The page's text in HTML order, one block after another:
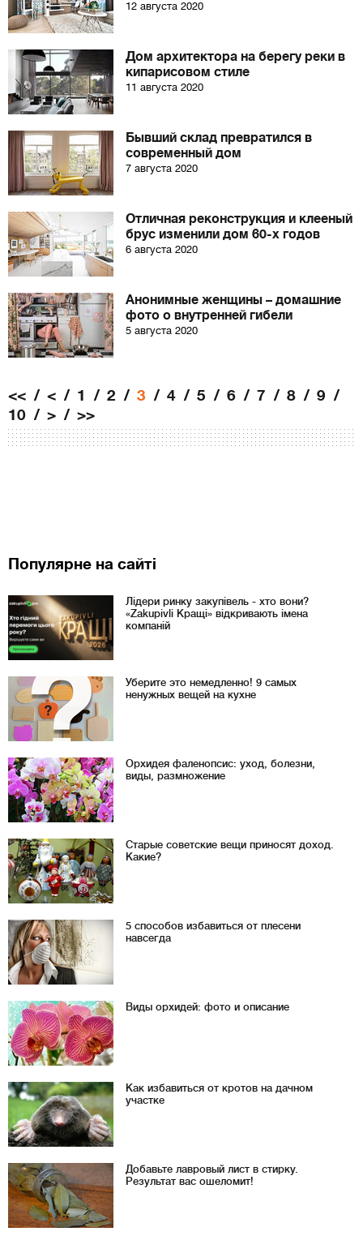
12 августа 2020
Дом архитектора на берегу реки в
кипарисовом стиле
11 августа 2020
Бывший склад превратился в
современный дом
7 августа 2020
Отличная реконструкция и клееный
брус изменили дом 60-х годов
6 августа 2020
Анонимные женщины – домашние
фото о внутренней гибели
5 августа 2020
<< < 1 2 3 4 5 6 7 8
9
10
> >>
Популярне на сайті
Лідери ринку закупівель - хто вони?
«Zakupivli Кращі» відкривають імена
компаній
Уберите это немедленно! 9 самых
ненужных вещей на кухне
Орхидея фаленопсис: уход, болезни,
виды, размножение
Старые советские вещи приносят доход.
Какие?
5 способов избавиться от плесени
навсегда
Виды орхидей: фото и описание
Как избавиться от кротов на дачном
участке
Добавьте лавровый лист в стирку.
Результат вас ошеломит!